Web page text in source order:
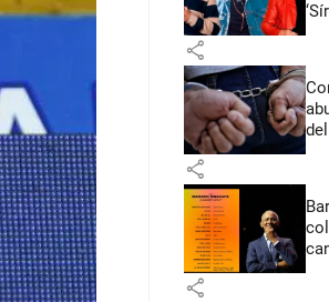
share
share
share